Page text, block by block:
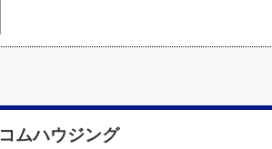
ムハウジング